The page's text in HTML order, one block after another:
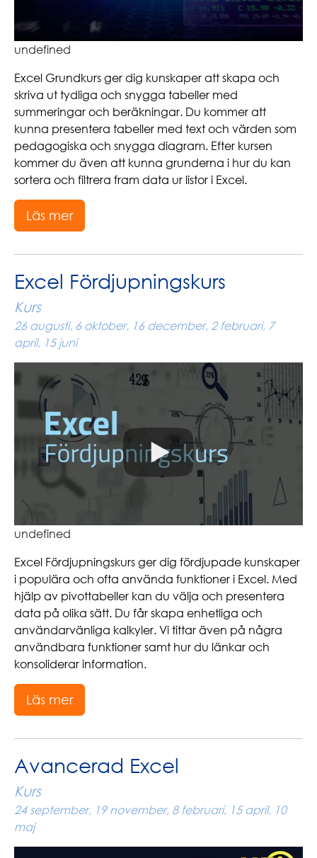
undefined
Excel Grundkurs ger dig kunskaper att skapa och
skriva ut tydliga och snygga tabeller med
summeringar och beräkningar. Du kommer att
kunna presentera tabeller med text och värden som
pedagogiska och snygga diagram. Efter kursen
kommer du även att kunna grunderna i hur du kan
sortera och filtrera fram data ur listor i Excel.
Läs mer
Excel Fördjupningskurs
Kurs
26 augusti, 6 oktober, 16 december, 2 februari, 7
april, 15 juni
undefined
Excel Fördjupningskurs ger dig fördjupade kunskaper
i populära och ofta använda funktioner i Excel. Med
hjälp av pivottabeller kan du välja och presentera
data på olika sätt. Du får skapa enhetliga och
användarvänliga kalkyler. Vi tittar även på några
användbara funktioner samt hur du länkar och
konsoliderar information.
Läs mer
Avancerad Excel
Kurs
24 september, 19 november, 8 februari, 15 april, 10
maj